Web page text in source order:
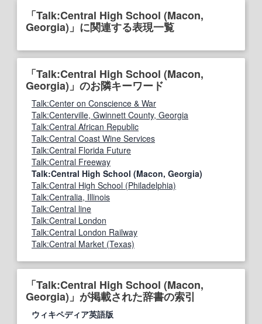
「Talk:Central High School (Macon,
Georgia)」に関連する表現一覧
「Talk:Central High School (Macon,
Georgia)」のお隣キーワード
Talk:Center on Conscience & War
Talk:Centerville, Gwinnett County, Georgia
Talk:Central African Republic
Talk:Central Coast Wine Services
Talk:Central Florida Future
Talk:Central Freeway
Talk:Central High School (Macon, Georgia)
Talk:Central High School (Philadelphia)
Talk:Centralia, Illinois
Talk:Central line
Talk:Central London
Talk:Central London Railway
Talk:Central Market (Texas)
「Talk:Central High School (Macon,
Georgia)」が掲載された辞書の索引
ウィキペディア英語版